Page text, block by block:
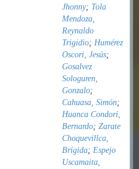
Jhonny; Tola
Mendoza,
Reynaldo
Trigidio; Humérez
Oscori, Jesús;
Gosalvez
Sologuren,
Gonzalo;
Cahuasa, Simón;
Huanca Condori,
Bernardo; Zarate
Choquevillca,
Brígida; Espejo
Uscamaita,